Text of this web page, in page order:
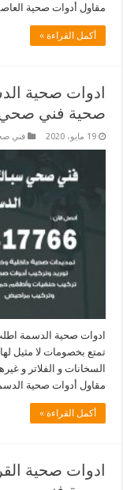
مقاول أدوات صحية
أكمل القراءة »
صحية فني
19 مايو، 2020 فني
ادوات صحية الدسمة
تمتع بخصومات لا مثيل
مقاول أدوات صحية
أكمل القراءة »